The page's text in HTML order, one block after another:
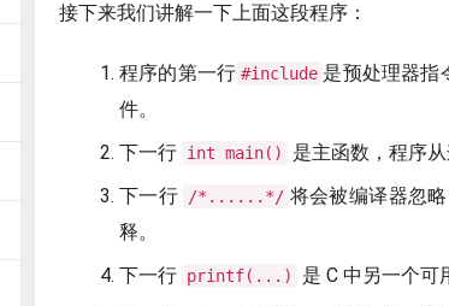
接下来我们讲解一下上面这段程序：
程序的第一行 #include 是预处理器指
件。
下一行 int main()
是主函数，程序从
下一行
/*......*/ 将会被编译器忽
释。
下一行 printf(...)
是 C 中另一个可